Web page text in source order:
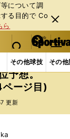
について調
る⽬的で Co
ら
閉じ
る
web Sportiva (webスポルティーバ)
検索
マイペ
ー
ジ
メニュ
その他球技 その
奈＆斉藤和巳も楽
予想。
ージ目)
更新